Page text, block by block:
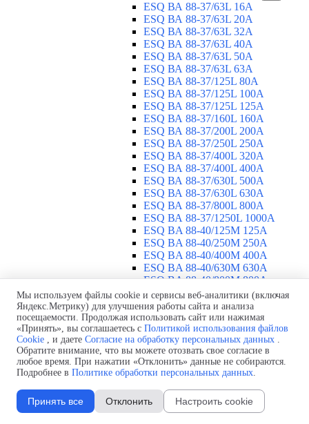
ESQ ВА 88-37/63L 16A
ESQ ВА 88-37/63L 20A
ESQ ВА 88-37/63L 32A
ESQ ВА 88-37/63L 40A
ESQ ВА 88-37/63L 50A
ESQ ВА 88-37/63L 63A
ESQ ВА 88-37/125L 80A
ESQ ВА 88-37/125L 100A
ESQ ВА 88-37/125L 125A
ESQ ВА 88-37/160L 160A
ESQ ВА 88-37/200L 200A
ESQ ВА 88-37/250L 250A
ESQ ВА 88-37/400L 320A
ESQ ВА 88-37/400L 400A
ESQ ВА 88-37/630L 500A
ESQ ВА 88-37/630L 630A
ESQ ВА 88-37/800L 800A
ESQ ВА 88-37/1250L 1000A
ESQ BA 88-40/125M 125A
ESQ BA 88-40/250M 250A
ESQ BA 88-40/400M 400A
ESQ BA 88-40/630М 630A
ESQ BA 88-40/800M 800A
ESQ BA 88-40/1250М 1250A
Воздушные автоматические
выключатели ▼
ESQ ВА99-40B 3F M2C2S2 M
2500A
ESQ ВА99-40A 3F M2C2S2 М
800A
630A
ESQ ВА99-40A 3F M2C2S2 М
Мы используем файлы cookie и сервисы веб-аналитики (включая
Яндекс.Метрику) для улучшения работы сайта и анализа
посещаемости. Продолжая использовать сайт или нажимая
«Принять», вы соглашаетесь с Политикой использования файлов
Cookie , и даете Согласие на обработку персональных данных .
Обратите внимание, что вы можете отозвать свое согласие в
любое время. При нажатии «Отклонить» данные не собираются.
Подробнее в Политике обработки персональных данных.
Принять все Отклонить Настроить cookie